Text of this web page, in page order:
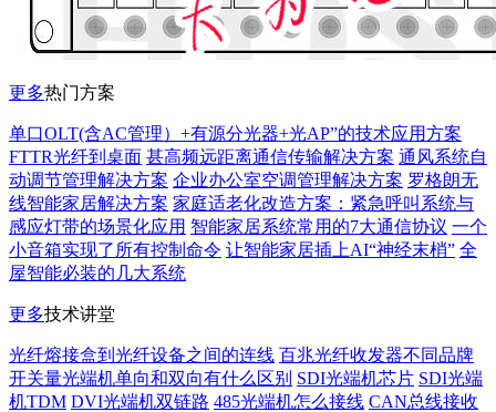
更多热门方案
单口OLT(含AC管理）+有源分光器+光AP”的技术应用方案
FTTR光纤到桌面 甚高频远距离通信传输解决方案 通风系统自
动调节管理解决方案 企业办公室空调管理解决方案 罗格朗无
线智能家居解决方案 家庭适老化改造方案：紧急呼叫系统与
感应灯带的场景化应用 智能家居系统常用的7大通信协议 一个
小音箱实现了所有控制命令 让智能家居插上AI“神经末梢” 全
屋智能必装的几大系统
更多技术讲堂
光纤熔接盒到光纤设备之间的连线 百兆光纤收发器不同品牌
开关量光端机单向和双向有什么区别 SDI光端机芯片 SDI光端
机TDM DVI光端机双链路 485光端机怎么接线 CAN总线接收